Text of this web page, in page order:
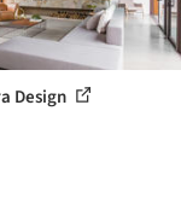
Design